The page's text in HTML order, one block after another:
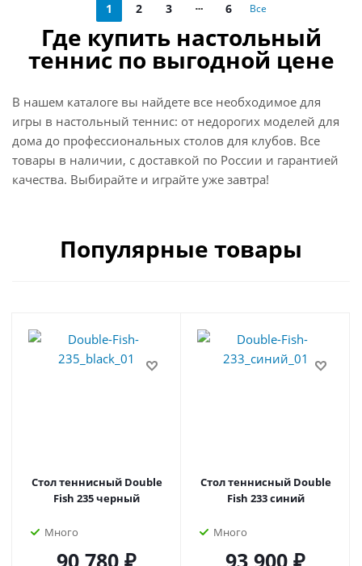
1 2 3 6 Все
Где купить настольный
теннис по выгодной цене
В нашем каталоге вы найдете все необходимое для
игры в настольный теннис: от недорогих моделей для
дома до профессиональных столов для клубов. Все
товары в наличии, с доставкой по России и гарантией
качества. Выбирайте и играйте уже завтра!
Популярные товары
Стол теннисный Double
Fish 235 черный
Много
90 780 ₽
Стол теннисный Double
Fish 233 синий
Много
93 900 ₽